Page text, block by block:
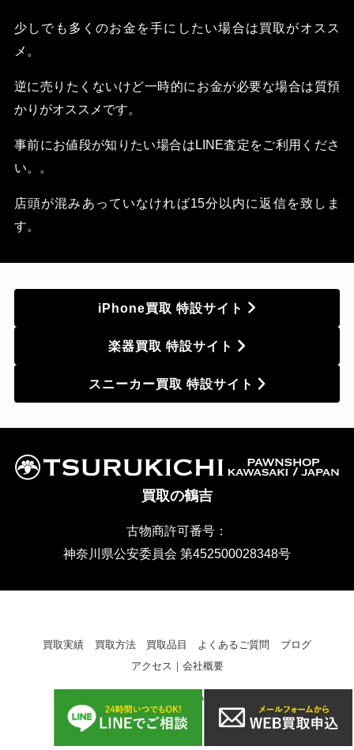
少しでも多くのお金を手にしたい場合は買取がオスス
メ。
逆に売りたくないけど一時的にお金が必要な場合は質預
かりがオススメです。
事前にお値段が知りたい場合はLINE査定をご利用くださ
い。。
店頭が混みあっていなければ15分以内に返信を致しま
す。
iPhone買取 特設サイト
楽器買取 特設サイト
スニーカー買取 特設サイト
買取の鶴吉
古物商許可番号：
神奈川県公安委員会 第452500028348号
買取実績 買取方法 買取品目 よくあるご質問
ブログ
アクセス｜会社概要
買取 鶴吉｜TSURUKICHI｜ All Rights Reserved.